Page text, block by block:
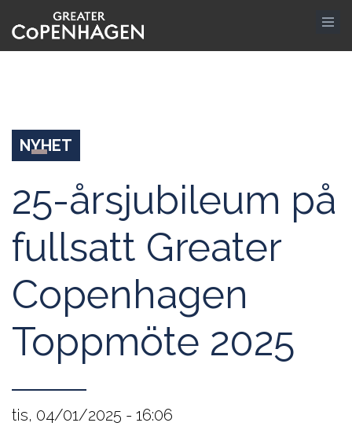
till
huvudinnehåll
NYHET
25-årsjubileum på
fullsatt Greater
Copenhagen
Toppmöte 2025
tis, 04/01/2025 - 16:06